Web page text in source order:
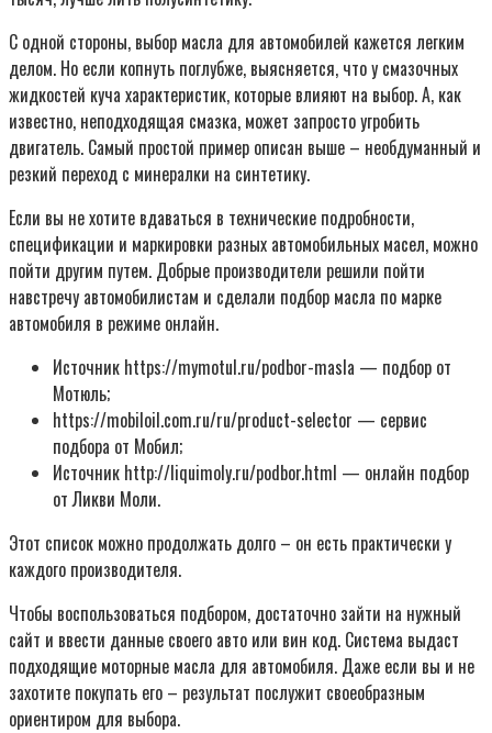
С одной стороны, выбор масла для автомобилей кажется легким
делом. Но если копнуть поглубже, выясняется, что у смазочных
жидкостей куча характеристик, которые влияют на выбор. А, как
известно, неподходящая смазка, может запросто угробить
двигатель. Самый простой пример описан выше – необдуманный и
резкий переход с минералки на синтетику.
Если вы не хотите вдаваться в технические подробности,
спецификации и маркировки разных автомобильных масел, можно
пойти другим путем. Добрые производители решили пойти
навстречу автомобилистам и сделали подбор масла по марке
автомобиля в режиме онлайн.
Источник https://mymotul.ru/podbor-masla — подбор от
Мотюль;
https://mobiloil.com.ru/ru/product-selector — сервис
подбора от Мобил;
Источник http://liquimoly.ru/podbor.html — онлайн подбор
от Ликви Моли.
Этот список можно продолжать долго – он есть практически у
каждого производителя.
Чтобы воспользоваться подбором, достаточно зайти на нужный
сайт и ввести данные своего авто или вин код. Система выдаст
подходящие моторные масла для автомобиля. Даже если вы и не
захотите покупать его – результат послужит своеобразным
ориентиром для выбора.